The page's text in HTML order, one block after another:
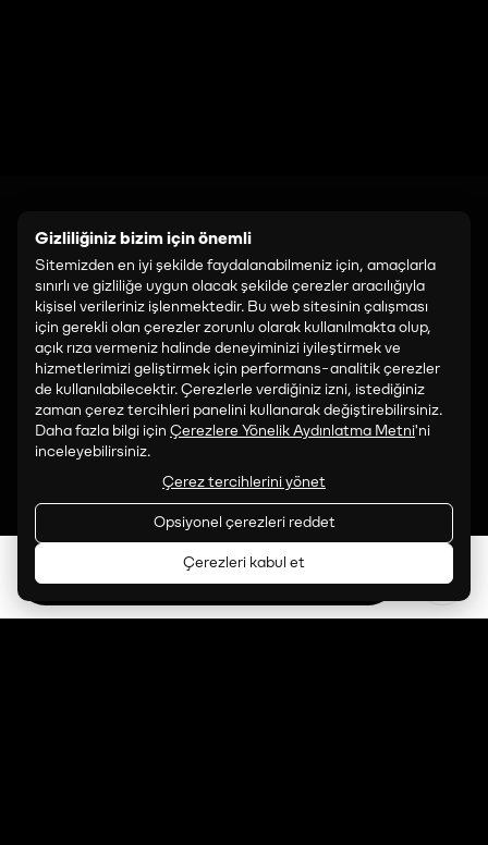
LİNKLER
Etkinlikler
Ziyaret Edin
Instagram
LinkedIn
TikTok
Facebook
İLETİŞİM
art@paribu.com
art.programming@paribu.com
SATIŞ VE İŞ BIRLIĞI:
art.partnerships@paribu.com
Gizliliğiniz bizim için önemli
Sitemizden en iyi şekilde faydalanabilmeniz için, amaçlarla
sınırlı ve gizliliğe uygun olacak şekilde çerezler aracılığıyla
kişisel verileriniz işlenmektedir. Bu web sitesinin çalışması
için gerekli olan çerezler zorunlu olarak kullanılmakta olup,
açık rıza vermeniz halinde deneyiminizi iyileştirmek ve
hizmetlerimizi geliştirmek için performans-analitik çerezler
de kullanılabilecektir. Çerezlerle verdiğiniz izni, istediğiniz
zaman çerez tercihleri panelini kullanarak değiştirebilirsiniz.
Daha fazla bilgi için Çerezlere Yönelik Aydınlatma Metni'ni
inceleyebilirsiniz.
Çerez tercihlerini yönet
Opsiyonel çerezleri reddet
Çerezleri kabul et